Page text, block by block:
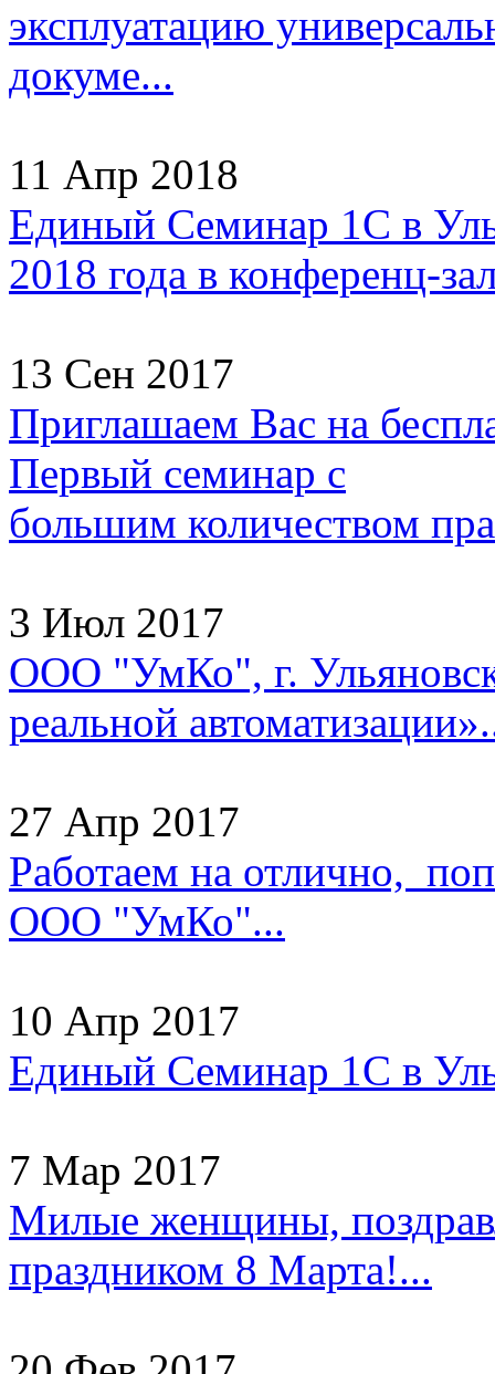
эксплуатацию
докуме...
11 Апр 2018
Единый Семинар 1С в
2018 года в конференц-
13 Сен 2017
Приглашаем Вас на
Первый семинар с
большим количеством
3 Июл 2017
ООО "УмКо", г.
реальной
27 Апр 2017
Работаем на отлично,
ООО "УмКо"...
10 Апр 2017
Единый Семинар 1С в
7 Мар 2017
Милые женщины,
праздником 8 Марта!...